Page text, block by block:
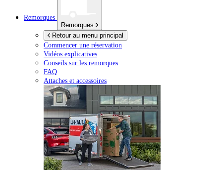
Remorques
Remorques
Retour au menu principal
Commencer une réservation
Vidéos explicatives
Conseils sur les remorques
FAQ
Attaches et accessoires